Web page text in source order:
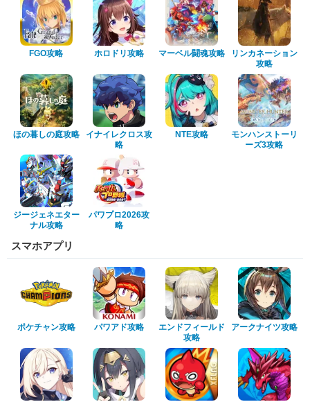
FGO攻略 ホロドリ攻略 マーベル闘魂攻略
リンカネーション
攻略
ほの暮しの庭攻略
イナイレクロス攻
略
NTE攻略
モンハンストーリ
ーズ3攻略
ジージェネエター
ナル攻略
パワプロ2026攻
略
スマホアプリ
ポケチャン攻略 パワアド攻略
エンドフィールド
攻略
アークナイツ攻略